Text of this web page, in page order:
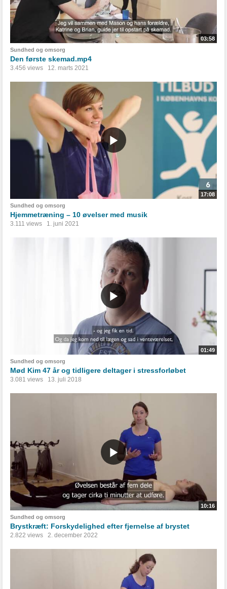
03:58
Sundhed og omsorg
Den første skemad.mp4
3.456 views 12. marts 2021
17:08
Sundhed og omsorg
Hjemmetræning – 10 øvelser med musik
3.111 views 1. juni 2021
01:49
Sundhed og omsorg
Mød Kim 47 år og tidligere deltager i stressforløbet
3.081 views 13. juli 2018
10:16
Sundhed og omsorg
Brystkræft: Forskydelighed efter fjernelse af brystet
2.822 views 2. december 2022